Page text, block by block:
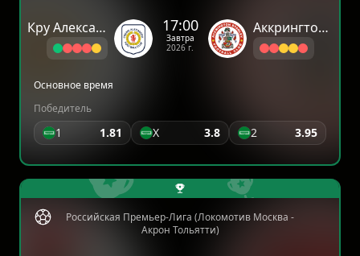
Кру Александра 17:00
Завтра
2026 г.
Аккрингтон Стэнли
Основное время
Победитель
1 1.81 X 3.8 2 3.95
Российская Премьер-Лига (Локомотив Москва -
Акрон Тольятти)